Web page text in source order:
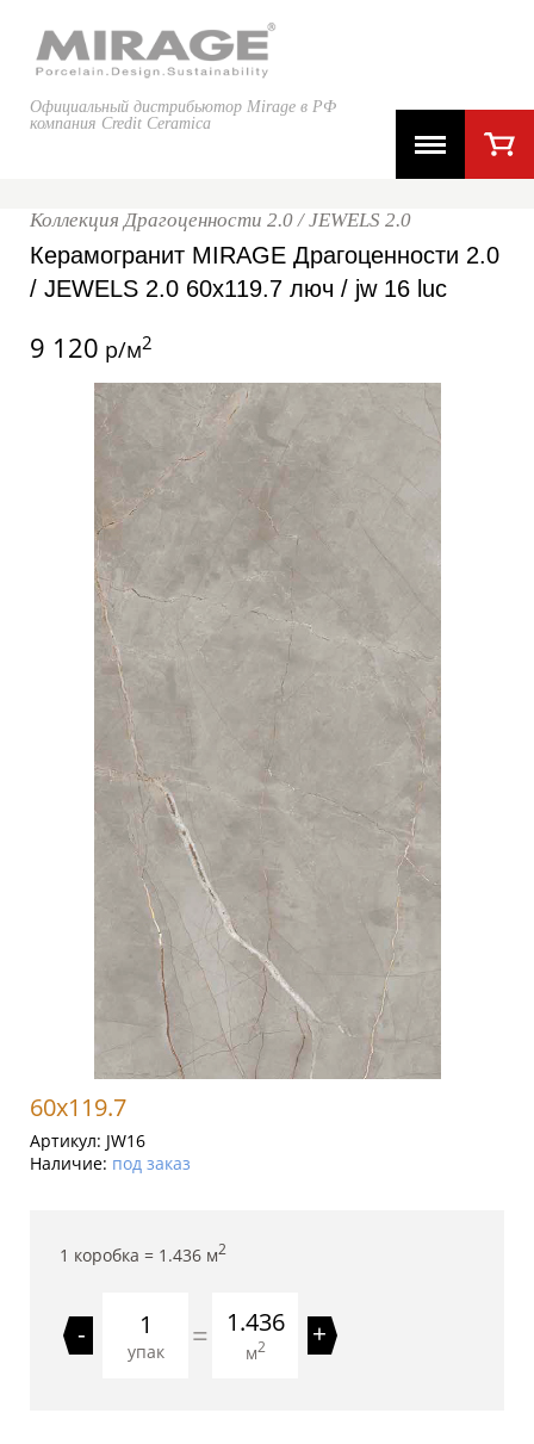
Официальный дистрибьютор Mirage в РФ
компания Credit Ceramica
Коллекция Драгоценности 2.0 / JEWELS 2.0
Керамогранит MIRAGE Драгоценности 2.0
/ JEWELS 2.0 60x119.7 люч / jw 16 luc
9 120 р/м2
60x119.7
Артикул: JW16
Наличие: под заказ
1 коробка = 1.436 м2
-
упак = 1.436
м2 +